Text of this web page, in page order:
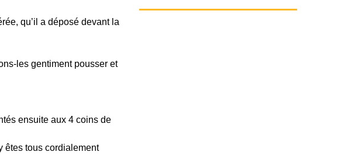
qu’il a déposé devant la
les gentiment pousser et
ensuite aux 4 coins de
êtes tous cordialement